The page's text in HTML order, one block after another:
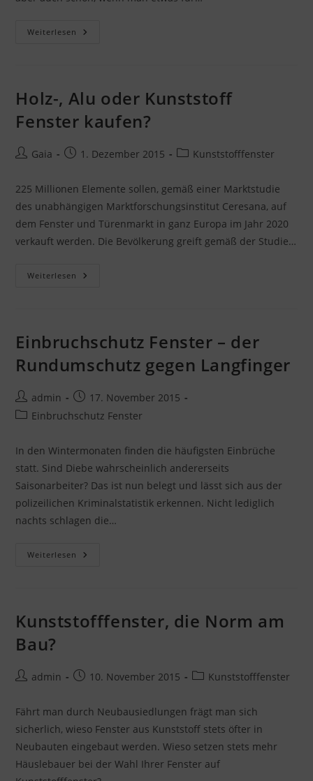
Weiterlesen Schöner
Holz-, Alu oder Kunststoff
Fenster kaufen?
Beitrags-
Gaia
Beitrag1. Dezember 2015
Beitrags-
Kunststofffenster
225 Millionen Elemente sollen, gemäß einer Marktstudie
des unabhängigen Marktforschungsinstitut Ceresana, auf
dem Fenster und Türenmarkt in ganz Europa im Jahr 2020
verkauft werden. Die Bevölkerung greift gemäß der Studie…
Weiterlesen Holz-,
Einbruchschutz Fenster – der
Rundumschutz gegen Langfinger
Beitrags-
Autor:
admin
Beitrag
veröffentlicht:
17. November 2015
Beitrags-
Einbruchschutz Fenster
In den Wintermonaten finden die häufigsten Einbrüche
statt. Sind Diebe wahrscheinlich andererseits
Saisonarbeiter? Das ist nun belegt und lässt sich aus der
polizeilichen Kriminalstatistik erkennen. Nicht lediglich
nachts schlagen die…
Weiterlesen Einbruchschutz
Langfinger
Kunststofffenster, die Norm am
Bau?
Beitrags-
admin
Beitrag10. November 2015
Beitrags-
Kunststofffenster
Fährt man durch Neubausiedlungen frägt man sich
sicherlich, wieso Fenster aus Kunststoff stets öfter in
Neubauten eingebaut werden. Wieso setzen stets mehr
Häuslebauer bei der Wahl Ihrer Fenster auf